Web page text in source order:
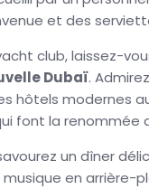
romantique et les
vous repartirez
de Dubaï. Que
est une
nuit enchantée
et des
club, laissez-
Dubaï.
hôtels modernes
font la renommée
un dîner
en arrière-